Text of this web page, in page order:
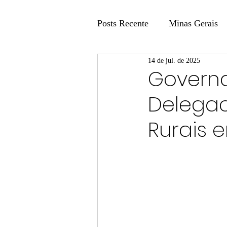
Posts Recente Minas Gerais
Coluna Fatos e Versões
Coluna: Agenda 21
Rurais
14 de jul. de 2025